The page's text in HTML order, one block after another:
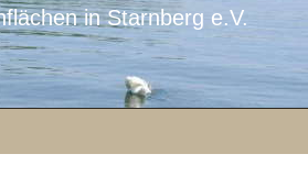
in Starnberg e.V.